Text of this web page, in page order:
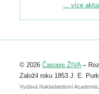
Podrobnější informace
Registrovat se můžete
abstraktu přihlášené
posteru je už 30. června.
... více
© 2026 Časopis ŽIVA–
Založil roku 1853 J. E.
Vydává Nakladatelství Academia,